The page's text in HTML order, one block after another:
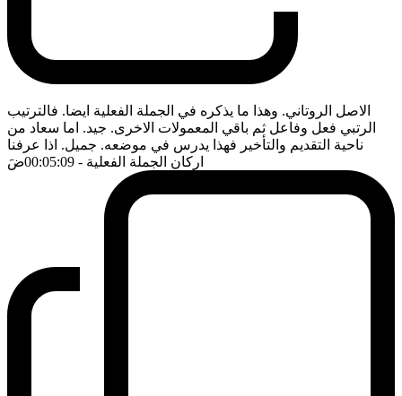
الاصل الروتاني. وهذا ما يذكره في الجملة الفعلية ايضا. فالترتيب
الرتبي فعل وفاعل ثم باقي المعمولات الاخرى. جيد. اما سعاد من
ناحية التقديم والتأخير فهذا يدرس في موضعه. جميل. اذا عرفنا
اركان الجملة الفعلية - 00:05:09 ضَ